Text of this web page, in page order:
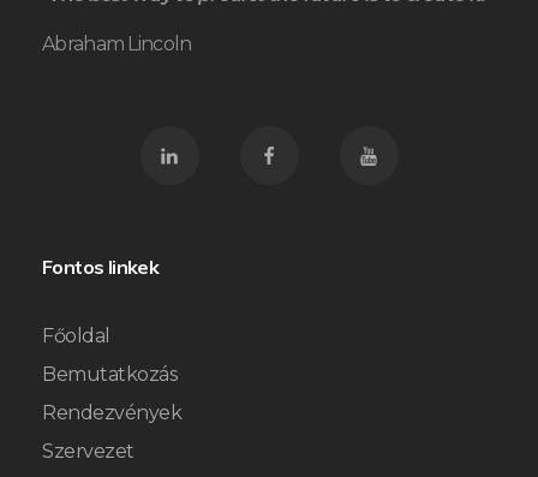
Abraham Lincoln
Fontos linkek
Főoldal
Bemutatkozás
Rendezvények
Szervezet